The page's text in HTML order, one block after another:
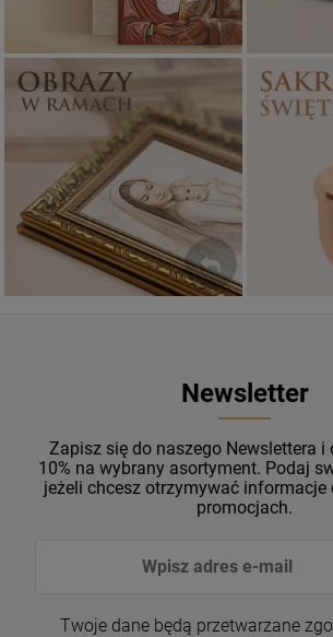
Obrazy religijne
PIĘKNE
WZORY
Newsletter
Zapisz się do naszego Newslettera i
10% na wybrany asortyment. Podaj
jeżeli chcesz otrzymywać informacje
promocjach.
Twoje dane będą przetwarzane